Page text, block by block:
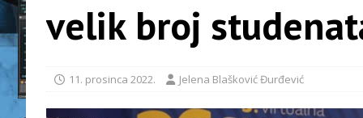
velik broj
11. prosinca 2022. Jelena Blašković Đurđević